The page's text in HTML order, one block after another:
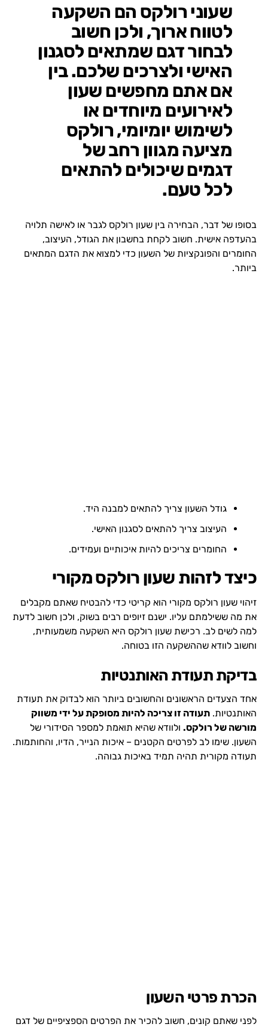
שעוני רולקס הם השקעה
לטווח ארוך, ולכן חשוב
לבחור דגם שמתאים לסגנון
האישי ולצרכים שלכם. בין
אם אתם מחפשים שעון
לאירועים מיוחדים או
לשימוש יומיומי, רולקס
מציעה מגוון רחב של
דגמים שיכולים להתאים
לכל טעם.
בסופו של דבר, הבחירה בין שעון רולקס לגבר או לאישה תלויה
בהעדפה אישית. חשוב לקחת בחשבון את הגודל, העיצוב,
החומרים והפונקציות של השעון כדי למצוא את הדגם המתאים
ביותר.
גודל השעון צריך להתאים למבנה היד.
העיצוב צריך להתאים לסגנון האישי.
החומרים צריכים להיות איכותיים ועמידים.
כיצד לזהות שעון רולקס מקורי
זיהוי שעון רולקס מקורי הוא קריטי כדי להבטיח שאתם מקבלים
את מה ששילמתם עליו. ישנם זיופים רבים בשוק, ולכן חשוב לדעת
למה לשים לב. רכישת שעון רולקס היא השקעה משמעותית,
וחשוב לוודא שההשקעה הזו בטוחה.
בדיקת תעודת האותנטיות
אחד הצעדים הראשונים והחשובים ביותר הוא לבדוק את תעודת
האותנטיות. תעודה זו צריכה להיות מסופקת על ידי משווק
מורשה של רולקס.ולוודא שהיא תואמת למספר הסידורי של
השעון. שימו לב לפרטים הקטנים – איכות הנייר, הדיו, והחותמות.
תעודה מקורית תהיה תמיד באיכות גבוהה.
הכרת פרטי השעון
לפני שאתם קונים, חשוב להכיר את הפרטים הספציפיים של דגם